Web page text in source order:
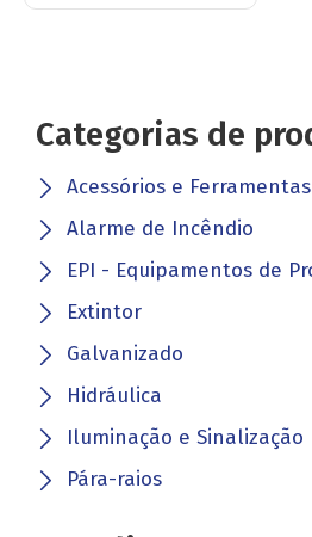
Categorias de
Acessórios e Ferramentas
Alarme de Incêndio
EPI - Equipamentos de
Extintor
Galvanizado
Hidráulica
Iluminação e Sinalização
Pára-raios